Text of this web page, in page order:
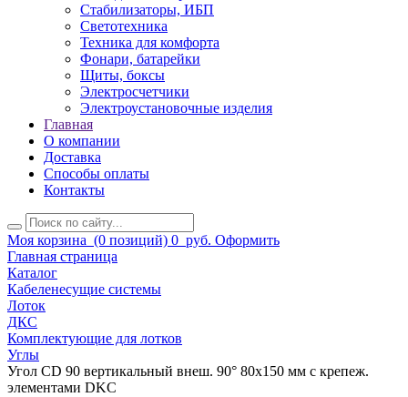
Стабилизаторы, ИБП
Светотехника
Техника для комфорта
Фонари, батарейки
Щиты, боксы
Электросчетчики
Электроустановочные изделия
Главная
О компании
Доставка
Способы оплаты
Контакты
Моя корзина (0 позиций) 0 руб. Оформить
Главная страница
Каталог
Кабеленесущие системы
Лоток
ДКС
Комплектующие для лотков
Углы
Угол CD 90 вертикальный внеш. 90° 80х150 мм с крепеж.
элементами DKC